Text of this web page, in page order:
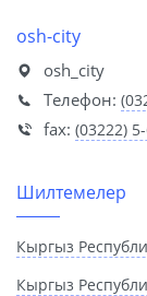
osh-city
osh_city
Телефон:
fax: (03222)
Шилтемелер
Кыргыз
Кыргыз